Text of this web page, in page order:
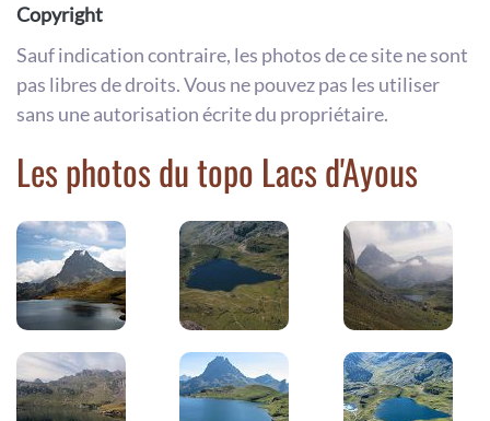
Copyright
Sauf indication contraire, les photos de ce site ne sont
pas libres de droits. Vous ne pouvez pas les utiliser
sans une autorisation écrite du propriétaire.
Les photos du topo Lacs d'Ayous